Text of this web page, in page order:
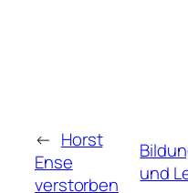
← Horst
Ense
verstorben
und